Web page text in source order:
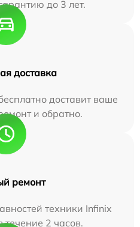
до 3 лет.
доставка
доставит ваше
и обратно.
ремонт
техники Infinix
2 часов.